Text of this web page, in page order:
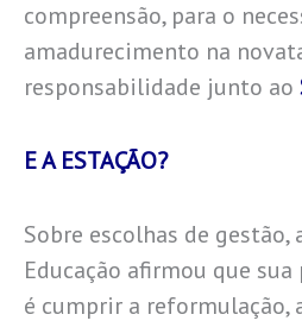
compreensão, para o
amadurecimento na
responsabilidade junto ao
E A ESTAÇÃO?
Sobre escolhas de gestão,
Educação afirmou que
é cumprir a reformulação,